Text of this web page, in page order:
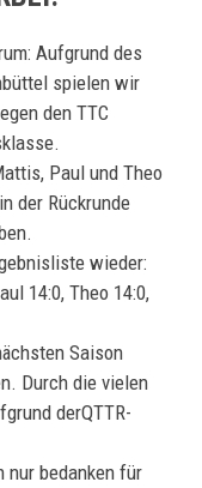
Aufgrund des
spielen wir
den TTC
Paul und Theo
der Rückrunde
wieder:
14:0, Theo 14:0,
Saison
Durch die vielen
derQTTR-
nur bedanken für